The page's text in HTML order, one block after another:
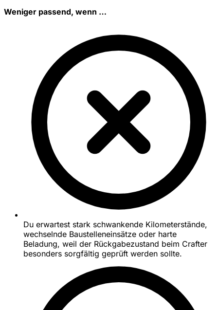
Weniger passend, wenn …
Du erwartest stark schwankende Kilometerstände,
wechselnde Baustelleneinsätze oder harte
Beladung, weil der Rückgabezustand beim Crafter
besonders sorgfältig geprüft werden sollte.